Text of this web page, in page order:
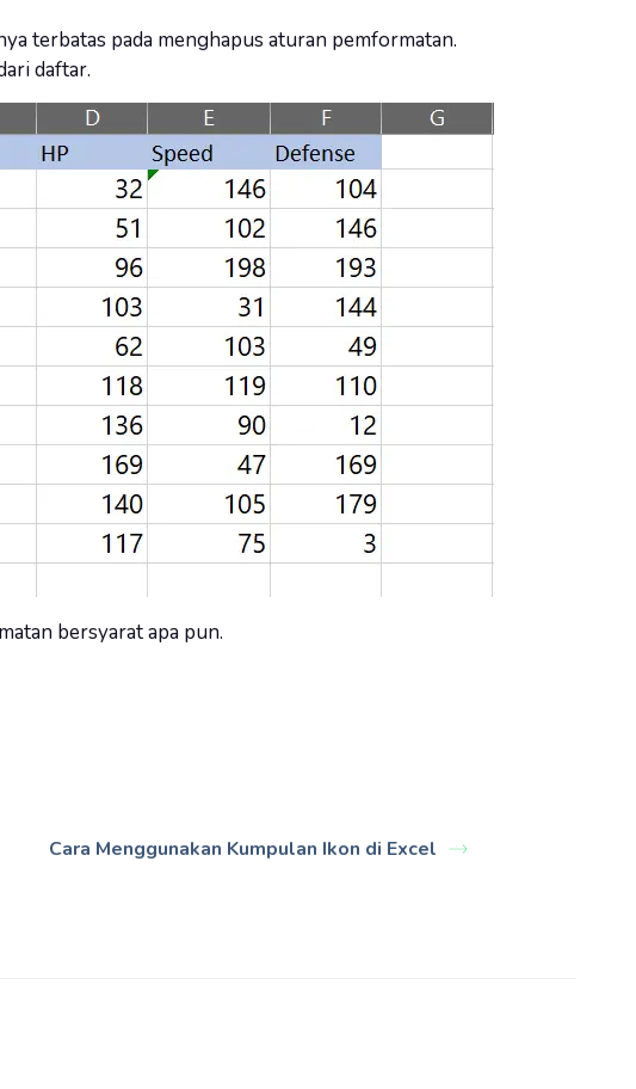
terbatas pada menghapus aturan pemformatan.
daftar.
bersyarat apa pun.
Cara Menggunakan Kumpulan Ikon di Excel